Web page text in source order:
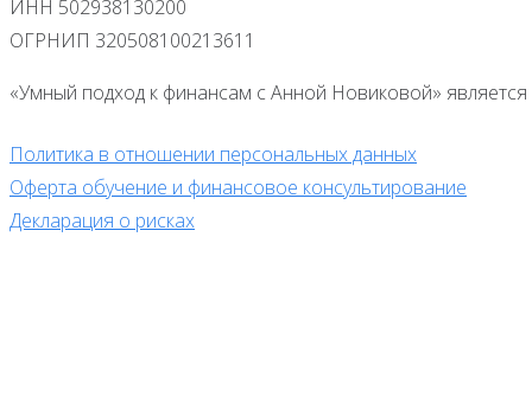
ИНН 502938130200
ОГРНИП 320508100213611
«Умный подход к финансам с Анной Новиковой»
Политика в отношении персональных данных
Оферта обучение и финансовое консультирование
Декларация о рисках